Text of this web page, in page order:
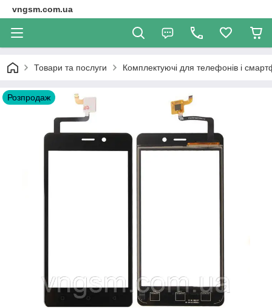
vngsm.com.ua
Товари та послуги Комплектуючі для телефонів і
Розпродаж